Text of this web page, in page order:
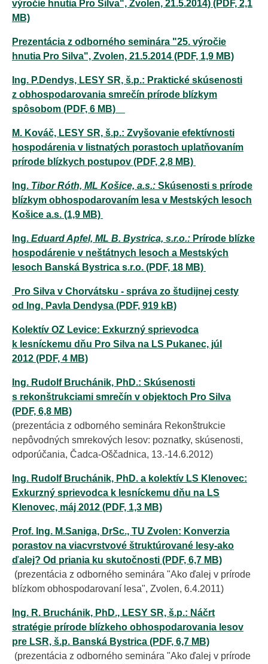
výročie hnutia Pro Silva", Zvolen, 21.5.2014) (PDF, 2,1
MB)
Prezentácia z odborného seminára "25. výročie
hnutia Pro Silva", Zvolen, 21.5.2014 (PDF, 1,9 MB)
Ing. P.Dendys, LESY SR, š.p.: Praktické skúsenosti
z obhospodarovania smrečín prírode blízkym
spôsobom (PDF, 6 MB)
M. Kováč, LESY SR, š.p.: Zvyšovanie efektívnosti
hospodárenia v listnatých porastoch uplatňovaním
prírode blízkych postupov (PDF, 2,8 MB)
Ing. Tibor Róth, ML Košice, a.s.: Skúsenosti s prírode
blízkym obhospodarovaním lesa v Mestských lesoch
Košice a.s. (1,9 MB)
Ing. Eduard Apfel, ML B. Bystrica, s.r.o.: Prírode blízke
hospodárenie v neštátnych lesoch a Mestských
lesoch Banská Bystrica s.r.o. (PDF, 18 MB)
Pro Silva v Chorvátsku - správa zo študijnej cesty
od Ing. Pavla Dendysa (PDF, 919 kB)
Kolektív OZ Levice: Exkurzný sprievodca
k lesníckemu dňu Pro Silva na LS Pukanec, júl
2012 (PDF, 4 MB)
Ing. Rudolf Bruchánik, PhD.: Skúsenosti
s rekonštrukciami smrečín v objektoch Pro Silva
(PDF, 6,8 MB)
(prezentácia z odborného seminára Rekonštrukcie
nepôvodných smrekových lesov: poznatky, skúsenosti,
odporúčania, Čadca-Oščadnica, 13.-14.6.2012)
Ing. Rudolf Bruchánik, PhD. a kolektív LS Klenovec:
Exkurzný sprievodca k lesníckemu dňu na LS
Klenovec, máj 2012 (PDF, 1,3 MB)
Prof. Ing. M.Saniga, DrSc., TU Zvolen: Konverzia
porastov na viacvrstvové štruktúrované lesy-ako
ďalej? Od priania ku skutočnosti (PDF, 6,7 MB)
(prezentácia z odborného seminára "Ako ďalej v prírode
blízkom obhospodarovaní lesa", Zvolen, 6.4.2011)
Ing. R. Bruchánik, PhD., LESY SR, š.p.: Náčrt
stratégie prírode blízkeho obhospodarovania lesov
pre LSR, š.p. Banská Bystrica (PDF, 6,7 MB)
(prezentácia z odborného seminára "Ako ďalej v prírode